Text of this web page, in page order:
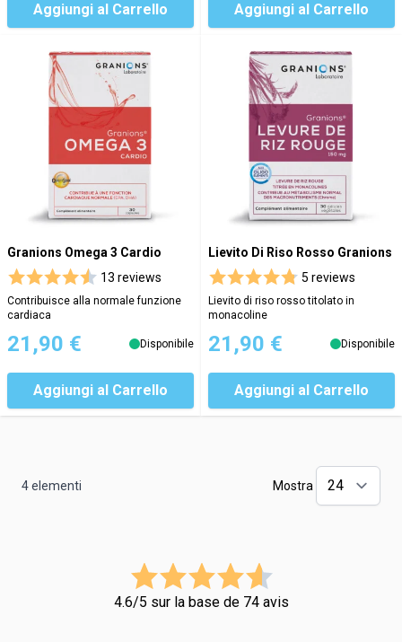
Aggiungi al Carrello Aggiungi al Carrello
Granions Omega 3 Cardio
13 reviews
Contribuisce alla normale funzione
cardiaca
21,90 € Disponibile
Aggiungi al Carrello
Lievito Di Riso Rosso Granions
5 reviews
Lievito di riso rosso titolato in
monacoline
21,90 € Disponibile
Aggiungi al Carrello
4elementi Mostra
4.6/5 sur la base de 74 avis